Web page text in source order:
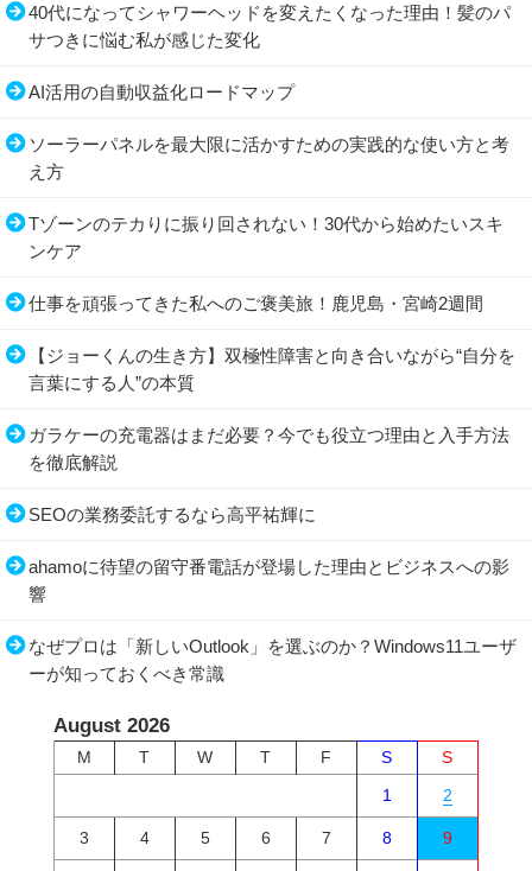
40代になってシャワーヘッドを変えたくなった理由！髪のパ
サつきに悩む私が感じた変化
AI活用の自動収益化ロードマップ
ソーラーパネルを最大限に活かすための実践的な使い方と考
え方
Tゾーンのテカりに振り回されない！30代から始めたいスキ
ンケア
仕事を頑張ってきた私へのご褒美旅！鹿児島・宮崎2週間
【ジョーくんの生き方】双極性障害と向き合いながら“自分を
言葉にする人”の本質
ガラケーの充電器はまだ必要？今でも役立つ理由と入手方法
を徹底解説
SEOの業務委託するなら高平祐輝に
ahamoに待望の留守番電話が登場した理由とビジネスへの影
響
なぜプロは「新しいOutlook」を選ぶのか？Windows11ユーザ
ーが知っておくべき常識
August 2026
M T W T F S
S
1
2
3 4 5 6 7 8 9